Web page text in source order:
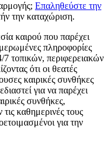
Επαληθεύστε την
την καταχώριση.
καιρού που παρέχει
πληροφορίες
τοπικών, περιφερειακών
ότι οι θεατές
καιρικές συνθήκες
για να παρέχει
συνθήκες,
καθημερινές τους
για την